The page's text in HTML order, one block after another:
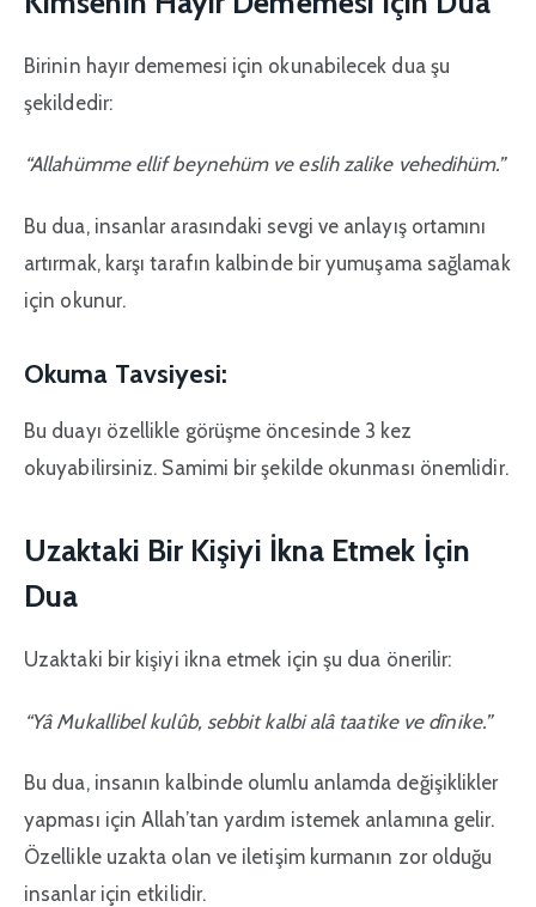
Birinin hayır dememesi için okunabilecek dua şu
şekildedir:
“Allahümme ellif beynehüm ve eslih zalike vehedihüm.”
Bu dua, insanlar arasındaki sevgi ve anlayış ortamını
artırmak, karşı tarafın kalbinde bir yumuşama sağlamak
için okunur.
Okuma Tavsiyesi:
Bu duayı özellikle görüşme öncesinde 3 kez
okuyabilirsiniz. Samimi bir şekilde okunması önemlidir.
Uzaktaki Bir Kişiyi İkna Etmek İçin
Dua
Uzaktaki bir kişiyi ikna etmek için şu dua önerilir:
“Yâ Mukallibel kulûb, sebbit kalbi alâ taatike ve dînike.”
Bu dua, insanın kalbinde olumlu anlamda değişiklikler
yapması için Allah’tan yardım istemek anlamına gelir.
Özellikle uzakta olan ve iletişim kurmanın zor olduğu
insanlar için etkilidir.